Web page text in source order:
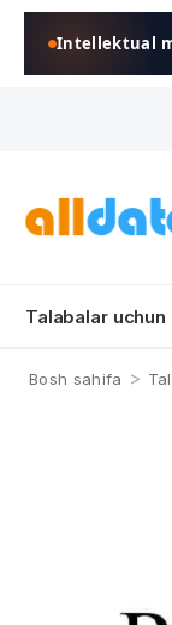
Intellektual
Talabalar uchun
Bosh sahifa >